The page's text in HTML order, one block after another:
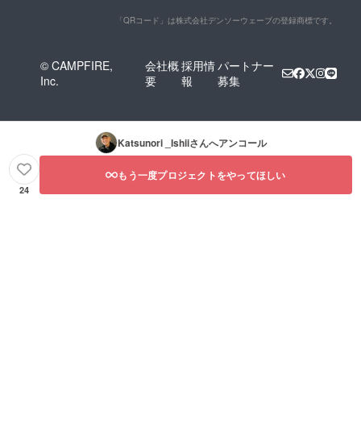
「QRコード」は株式会社デンソーウェーブの登録商標です。
© CAMPFIRE,
Inc.
会社概
要
採用情
報
パートナー
募集
Katsunori _Ishiiさんへアンコール
24
もう一度プロジェクトをやってほしい